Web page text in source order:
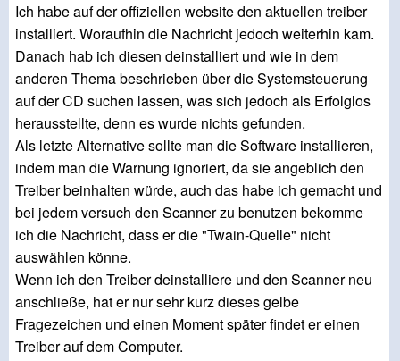
Ich habe auf der offiziellen website den aktuellen treiber
installiert. Woraufhin die Nachricht jedoch weiterhin kam.
Danach hab ich diesen deinstalliert und wie in dem
anderen Thema beschrieben über die Systemsteuerung
auf der CD suchen lassen, was sich jedoch als Erfolglos
herausstellte, denn es wurde nichts gefunden.
Als letzte Alternative sollte man die Software installieren,
indem man die Warnung ignoriert, da sie angeblich den
Treiber beinhalten würde, auch das habe ich gemacht und
bei jedem versuch den Scanner zu benutzen bekomme
ich die Nachricht, dass er die "Twain-Quelle" nicht
auswählen könne.
Wenn ich den Treiber deinstalliere und den Scanner neu
anschließe, hat er nur sehr kurz dieses gelbe
Fragezeichen und einen Moment später findet er einen
Treiber auf dem Computer.